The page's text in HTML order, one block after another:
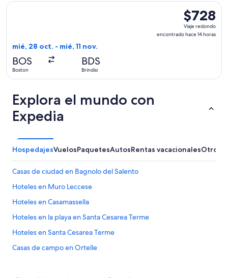
$728
Viaje
redondo,
$728
Viaje redondo
encontrado hace 14 horas
mié, 28 oct. - mié, 11 nov.
BOS
Boston
BDS
Brindisi
Seleccionar vuelo de ITA Airways, con salida el mié, 28
Explora el mundo con
Expedia
HospedajesVuelosPaquetesAutosRentas vacacionalesOtros
Casas de ciudad en Bagnolo del Salento
Hoteles en Muro Leccese
Hoteles en Casamassella
Hoteles en la playa en Santa Cesarea Terme
Hoteles en Santa Cesarea Terme
Casas de campo en Ortelle